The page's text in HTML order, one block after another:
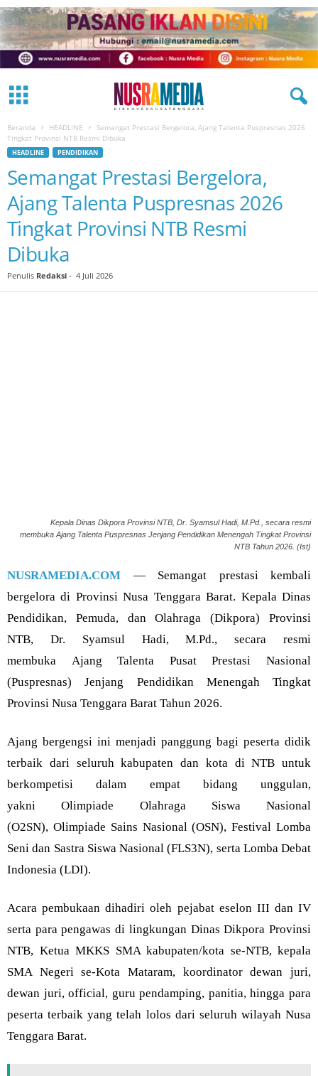
Beranda HEADLINE
Semangat Prestasi Bergelora, Ajang Talenta Puspresnas 2026
Tingkat Provinsi NTB Resmi Dibuka
HEADLINE PENDIDIKAN
Semangat Prestasi Bergelora,
Ajang Talenta Puspresnas 2026
Tingkat Provinsi NTB Resmi
Dibuka
Penulis Redaksi - 4 Juli 2026
Kepala Dinas Dikpora Provinsi NTB, Dr. Syamsul Hadi, M.Pd., secara resmi
membuka Ajang Talenta Puspresnas Jenjang Pendidikan Menengah Tingkat Provinsi
NTB Tahun 2026. (Ist)
NUSRAMEDIA.COM — Semangat prestasi kembali
bergelora di Provinsi Nusa Tenggara Barat. Kepala Dinas
Pendidikan, Pemuda, dan Olahraga (Dikpora) Provinsi
NTB, Dr. Syamsul Hadi, M.Pd., secara resmi
membuka Ajang Talenta Pusat Prestasi Nasional
(Puspresnas) Jenjang Pendidikan Menengah Tingkat
Provinsi Nusa Tenggara Barat Tahun 2026.
Ajang bergengsi ini menjadi panggung bagi peserta didik
terbaik dari seluruh kabupaten dan kota di NTB untuk
berkompetisi dalam empat bidang unggulan,
yakni Olimpiade Olahraga Siswa Nasional
(O2SN), Olimpiade Sains Nasional (OSN), Festival Lomba
Seni dan Sastra Siswa Nasional (FLS3N), serta Lomba Debat
Indonesia (LDI).
Acara pembukaan dihadiri oleh pejabat eselon III dan IV
serta para pengawas di lingkungan Dinas Dikpora Provinsi
NTB, Ketua MKKS SMA kabupaten/kota se-NTB, kepala
SMA Negeri se-Kota Mataram, koordinator dewan juri,
dewan juri, official, guru pendamping, panitia, hingga para
peserta terbaik yang telah lolos dari seluruh wilayah Nusa
Tenggara Barat.